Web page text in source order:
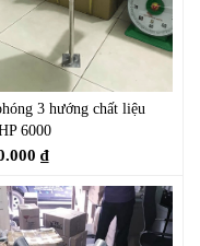
3 hướng chất liệu
6000
₫